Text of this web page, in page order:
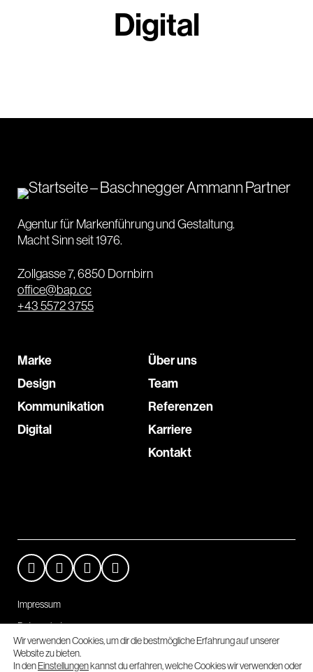
Digital
Agentur für Markenführung und Gestaltung.
Macht Sinn seit 1976.
Zollgasse 7, 6850 Dornbirn
office@bap.cc
+43 5572 3755
Marke
Design
Kommunikation
Digital
Über uns
Team
Referenzen
Karriere
Kontakt
Impressum
Datenschutz
Cookie-Einstellungen
Wir verwenden Cookies, um dir die bestmögliche Erfahrung auf unserer
Website zu bieten.
In denEinstellungenkannst du erfahren, welche Cookies wir verwenden oder